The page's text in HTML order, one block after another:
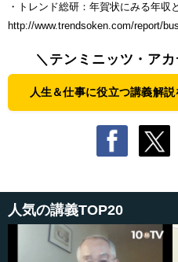
・トレンド総研：年賀状にみる年収
http://www.trendsoken.com/report/
＼テンミニッツ・ア
人生＆仕事に役立つ講義解説
人気の講義TOP20